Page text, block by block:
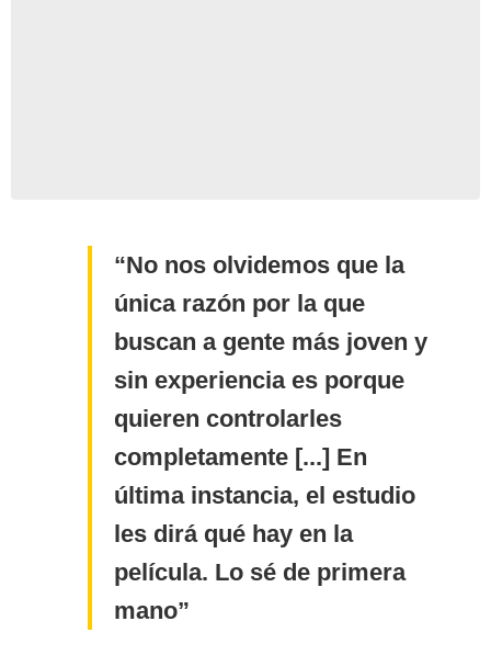
No nos olvidemos que la
única razón por la que
buscan a gente más joven y
sin experiencia es porque
quieren controlarles
completamente [...] En
última instancia, el estudio
les dirá qué hay en la
película. Lo sé de primera
mano